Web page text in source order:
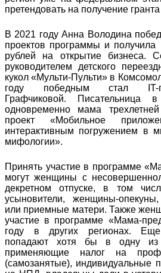
претендовать на получение
В 2021 году Анна Володина
проектов программы и
рублей на открытие бизнеса.
руководителем детского
кукол «Мульти-Пульти» в
году победным стал IT-
Графчиковой.
одновременно мама
проект «Мобильное
интерактивным погружением в
мифологии».
Принять участие в программе
могут женщины с
декретном отпуске, в том
усыновители, женщины-
или приемные матери. Также
участие в программе «Мама-
году в других регионах.
попадают хотя бы в одну из
применяющие налог на
(самозанятые), индивидуальные